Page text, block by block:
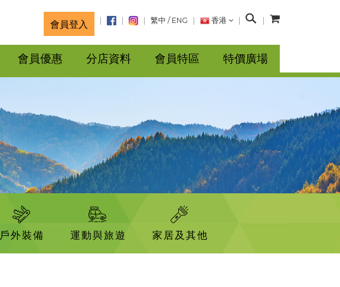
會員登入 繁中 / ENG 香港
搜
會員優惠 分店資料 會員特區 特價廣場
戶外裝備 運動與旅遊 家居及其他